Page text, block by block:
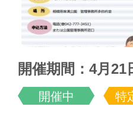
開催期間：4月
開催中 特